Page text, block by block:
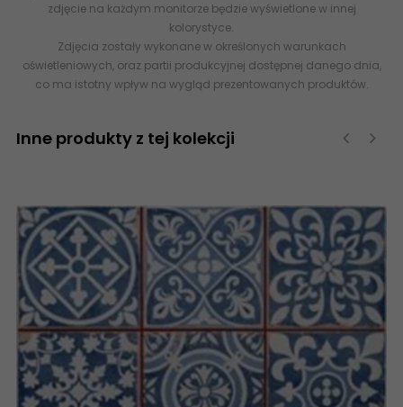
zdjęcie na każdym monitorze będzie wyświetlone w innej
kolorystyce.
Zdjęcia zostały wykonane w określonych warunkach
oświetleniowych, oraz partii produkcyjnej dostępnej danego dnia,
co ma istotny wpływ na wygląd prezentowanych produktów.
Inne produkty z tej kolekcji